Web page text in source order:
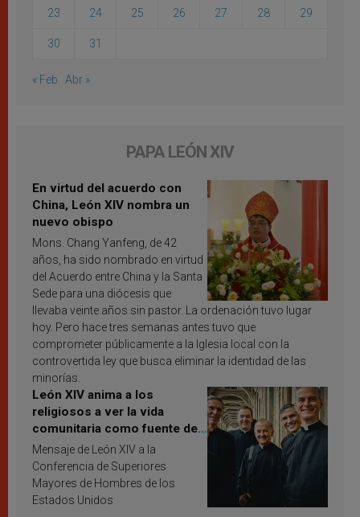
23 24 25 26 27 28 29
30 31
« Feb Abr »
PAPA LEÓN XIV
En virtud del acuerdo con
China, León XIV nombra un
nuevo obispo
Mons. Chang Yanfeng, de 42
años, ha sido nombrado en virtud
del Acuerdo entre China y la Santa
Sede para una diócesis que
llevaba veinte años sin pastor. La ordenación tuvo lugar
hoy. Pero hace tres semanas antes tuvo que
comprometer públicamente a la Iglesia local con la
controvertida ley que busca eliminar la identidad de las
minorías.
León XIV anima a los
religiosos a ver la vida
comunitaria como fuente de
inspiración y santificación
Mensaje de León XIV a la
Conferencia de Superiores
Mayores de Hombres de los
Estados Unidos